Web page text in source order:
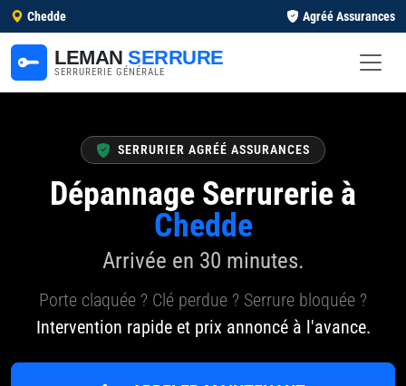
Chedde Agréé Assurances
LEMAN SERRURE
SERRURERIE GÉNÉRALE
SERRURIER AGRÉÉ ASSURANCES
Dépannage Serrurerie à
Chedde
Arrivée en 30 minutes.
Porte claquée ? Clé perdue ? Serrure bloquée ?
Intervention rapide et prix annoncé à l'avance.